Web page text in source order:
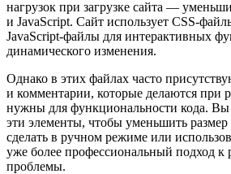
нагрузок при загрузке сайта —
и JavaScript. Сайт использует CSS-
JavaScript-файлы для интерактивных
динамического изменения.
Однако в этих файлах часто
и комментарии, которые делаются при
нужны для функциональности кода. Вы
эти элементы, чтобы уменьшить
сделать в ручном режиме или
уже более профессиональный подход к
проблемы.